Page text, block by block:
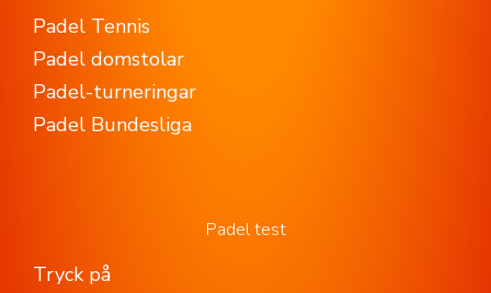
Padel Tennis
Padel domstolar
Padel-turneringar
Padel Bundesliga
Padel test
Tryck på